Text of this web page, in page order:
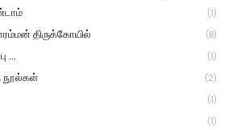
(1)
திருக்கோயில் (8)
... (1)
நூல்கள் (2)
(1)
(1)